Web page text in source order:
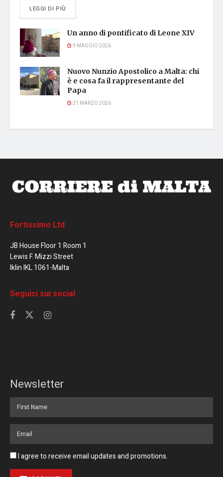
LEGGI DI PIÙ
Un anno di pontificato di Leone XIV
9 MAGGIO 2026
Nuovo Nunzio Apostolico a Malta: chi
è e cosa fa il rappresentante del
Papa
21 MARZO 2026
Fortissimo Ltd
JB House Floor 1 Room 1
Lewis F. Mizzi Street
Iklin IKL 1061-Malta
Seguici sui social
Newsletter
I agree to receive email updates and promotions.